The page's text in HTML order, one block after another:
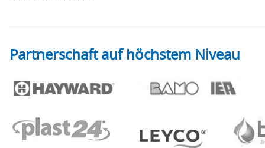
Partnerschaft auf höchstem Niveau